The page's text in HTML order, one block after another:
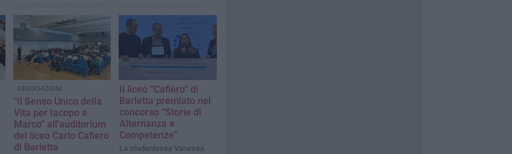
premiato alla presenza del
Colonnello Cassano, del
regista Francesco
Delvecchio e degli studenti
vincitori
studenti hanno vinto
l'iniziativa legata al 250°
Anniversario della
Fondazione del Corpo
ASSOCIAZIONI
"Il Senso Unico della
Vita per Iacopo e
Marco” all’auditorium
del liceo Carlo Cafiero
di Barletta
Il liceo “Cafiero” di
Barletta premiato nel
concorso “Storie di
Alternanza e
Competenze”
La studentessa Vanessa